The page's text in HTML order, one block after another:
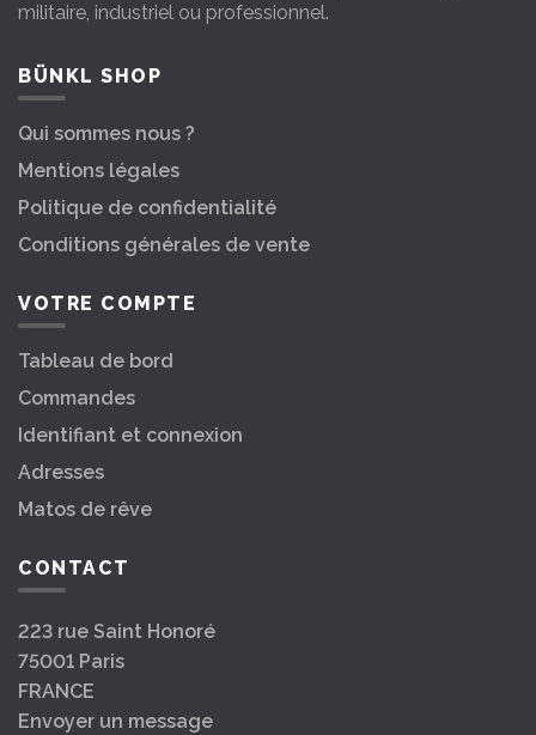
militaire, industriel ou professionnel.
BÜNKL SHOP
Qui sommes nous ?
Mentions légales
Politique de confidentialité
Conditions générales de vente
VOTRE COMPTE
Tableau de bord
Commandes
Identifiant et connexion
Adresses
Matos de rêve
CONTACT
223 rue Saint Honoré
75001 Paris
FRANCE
Envoyer un message